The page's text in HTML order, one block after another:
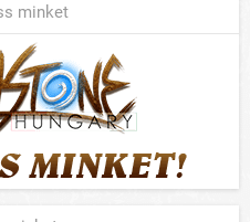
minket